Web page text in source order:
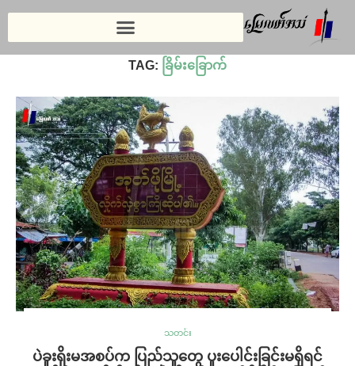
TAG: ခြိမ်း‌ခြောက်
သတင်း
ပဲခူးရိုးမအစပ်က ပြည်သူတွေ ပူးပေါင်းခြင်းမရှိရင်